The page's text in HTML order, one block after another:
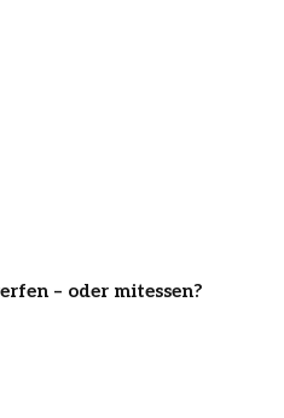
– oder mitessen?